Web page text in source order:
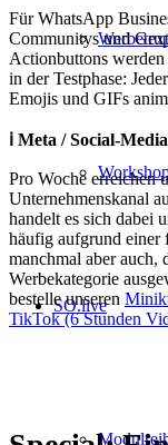
SO.live
Für WhatsApp
Communitys und
Actionbuttons
in der Testphase:
Emojis und GIFs
ℹ️ Meta / Social-
Pro Woche erreichen
Unternehmenskanal
handelt es sich dabei
häufig aufgrund einer
manchmal aber auch,
Werbekategorie
bestelle unseren
TikTok (6 Stunden